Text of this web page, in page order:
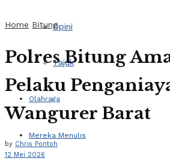
Opini
Tajuk
Olahraga
Mereka Menulis
Home Bitung
Polres Bitung
Pelaku
Wangurer Barat
by Chris Pontoh
12 Mei 2026